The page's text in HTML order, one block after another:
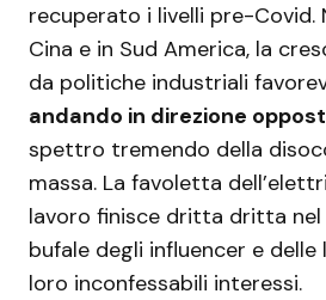
recuperato i livelli pre-Covid.
Cina e in Sud America, la
da politiche industriali
andando in direzione
spettro tremendo della
massa. La favoletta
lavoro finisce dritta dritta
bufale degli influencer e
loro inconfessabili interessi.